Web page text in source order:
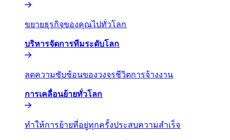
ขยายธุรกิจของคุณไปทั่วโลก​​
บริหารจัดการทีมระดับโลก​​
ลดความซับซ้อนของวงจรชีวิตการจ้างงาน​​
การเคลื่อนย้ายทั่วโลก​​
ทำให้การย้ายที่อยู่ทุกครั้งประสบความสำเร็จ​​